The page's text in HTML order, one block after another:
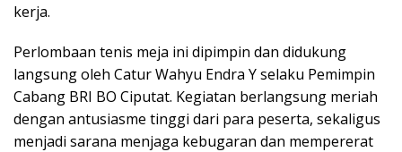
kerja.
Perlombaan tenis meja ini dipimpin dan didukung
langsung oleh Catur Wahyu Endra Y selaku Pemimpin
Cabang BRI BO Ciputat. Kegiatan berlangsung meriah
dengan antusiasme tinggi dari para peserta, sekaligus
menjadi sarana menjaga kebugaran dan mempererat